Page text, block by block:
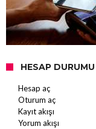
HESAP DURUMU
Hesap aç
Oturum aç
Kayıt akışı
Yorum akışı